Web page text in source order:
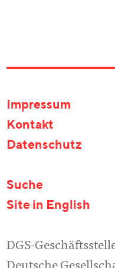
Impressum
Kontakt
Datenschutz
Suche
Site in English
DGS-